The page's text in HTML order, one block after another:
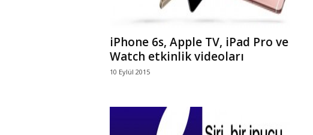
iPhone 6s, Apple TV, iPad Pro ve
Watch etkinlik videoları
10 Eylül 2015